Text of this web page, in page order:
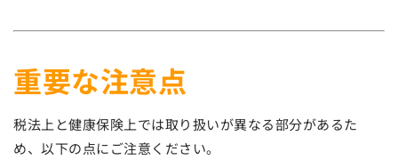
重要な注意点
税法上と健康保険上では取り扱いが異なる部分があるた
め、以下の点にご注意ください。